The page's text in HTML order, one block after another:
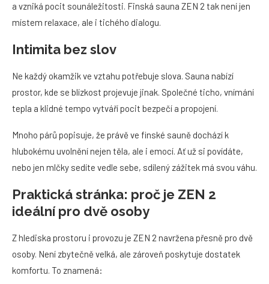
a vzniká pocit sounáležitosti. Finská sauna ZEN 2 tak není jen
místem relaxace, ale i tichého dialogu.
Intimita bez slov
Ne každý okamžik ve vztahu potřebuje slova. Sauna nabízí
prostor, kde se blízkost projevuje jinak. Společné ticho, vnímání
tepla a klidné tempo vytváří pocit bezpečí a propojení.
Mnoho párů popisuje, že právě ve finské sauně dochází k
hlubokému uvolnění nejen těla, ale i emocí. Ať už si povídáte,
nebo jen mlčky sedíte vedle sebe, sdílený zážitek má svou váhu.
Praktická stránka: proč je ZEN 2
ideální pro dvě osoby
Z hlediska prostoru i provozu je ZEN 2 navržena přesně pro dvě
osoby. Není zbytečně velká, ale zároveň poskytuje dostatek
komfortu. To znamená: